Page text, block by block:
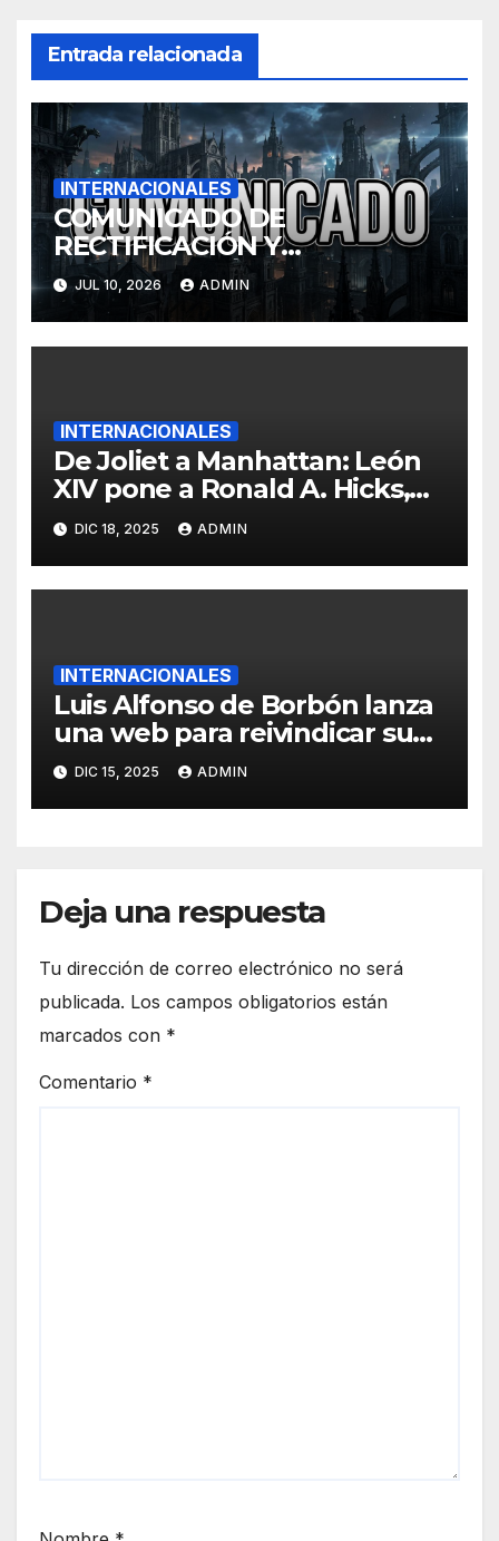
Entrada relacionada
INTERNACIONALES
COMUNICADO DE
RECTIFICACIÓN Y
RETRACTACIÓN
JUL 10, 2026 ADMIN
INTERNACIONALES
De Joliet a Manhattan: León
XIV pone a Ronald A. Hicks,
un pastor de los pobres, al
frente de Nueva York
DIC 18, 2025 ADMIN
INTERNACIONALES
Luis Alfonso de Borbón lanza
una web para reivindicar su
figura como “sucesor
legítimo” al simbólico trono
de Francia
DIC 15, 2025 ADMIN
Deja una respuesta
Tu dirección de correo electrónico no será
publicada. Los campos obligatorios están
marcados con *
Comentario *